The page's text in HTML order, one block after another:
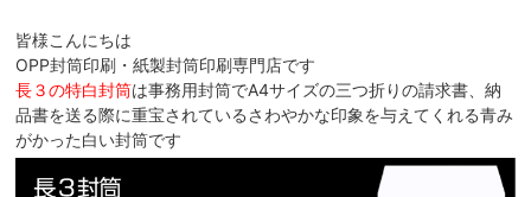
皆様こんにちは
OPP封筒印刷・紙製封筒印刷専門店です
長３の特白封筒は事務用封筒でA4サイズの三つ折りの請求書、納
品書を送る際に重宝されているさわやかな印象を与えてくれる青み
がかった白い封筒です